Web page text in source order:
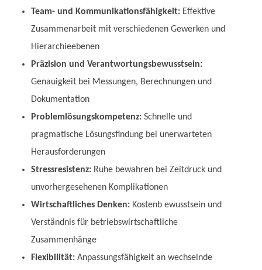
Team- und Kommunikationsfähigkeit:Effektive
Zusammenarbeit mit verschiedenen Gewerken und
Hierarchieebenen
Präzision und Verantwortungsbewusstsein:
Genauigkeit bei Messungen, Berechnungen und
Dokumentation
Problemlösungskompetenz:Schnelle und
pragmatische Lösungsfindung bei unerwarteten
Herausforderungen
Stressresistenz:Ruhe bewahren bei Zeitdruck und
unvorhergesehenen Komplikationen
Wirtschaftliches Denken:Kostenb ewusstsein und
Verständnis für betriebswirtschaftliche
Zusammenhänge
Flexibilität:Anpassungsfähigkeit an wechselnde